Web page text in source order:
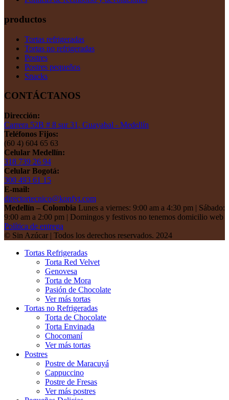
productos
Tortas refrigeradas
Tortas no refrigeradas
Postres
Postres pequeños
Snacks
CONTÁCTANOS
Dirección:
Carrera 52B # 8 sur 31, Guayabal - Medellín
Teléfonos Fijos:
(60 4) 604 65 63
Celular Medellín:
318 739 26 94
Celular Bogotá:
300 493 61 15
E-mail:
directortecnico@konfyt.com
Medellín – Colombia Lunes a viernes: 9:00 am a 4:30 pm | Sábado:
9:00 am a 2:00 pm | Domingos y festivos no tenemos domicilio web
Política de entrega
© Sin Azúcar | Todos los derechos reservados. 2024
Tortas Refrigeradas
Torta Red Velvet
Genovesa
Torta de Mora
Pasión de Chocolate
Ver más tortas
Tortas no Refrigeradas
Torta de Chocolate
Torta Envinada
Chocomaní
Ver más tortas
Postres
Postre de Maracuyá
Cappuccino
Postre de Fresas
Ver más postres